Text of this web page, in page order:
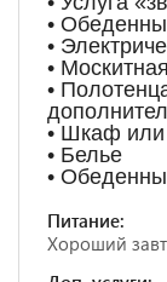
•
•
•
•
• Шкаф или
• Белье
•
Питание:
Хороший